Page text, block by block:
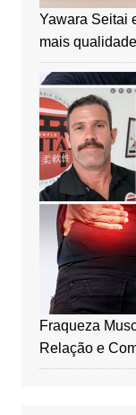
Yawara Seitai
mais
Fraqueza
Relação e